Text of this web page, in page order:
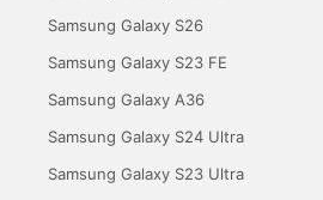
Samsung Galaxy S26
Samsung Galaxy S23 FE
Samsung Galaxy A36
Samsung Galaxy S24 Ultra
Samsung Galaxy S23 Ultra